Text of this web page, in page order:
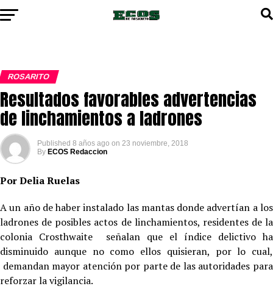
ROSARITO
Resultados favorables advertencias
de linchamientos a ladrones
Published 8 años ago on 23 noviembre, 2018
By ECOS Redaccion
Por Delia Ruelas
A un año de haber instalado las mantas donde advertían a los
ladrones de posibles actos de linchamientos, residentes de la
colonia Crosthwaite señalan que el índice delictivo ha
disminuido aunque no como ellos quisieran, por lo cual,
demandan mayor atención por parte de las autoridades para
reforzar la vigilancia.